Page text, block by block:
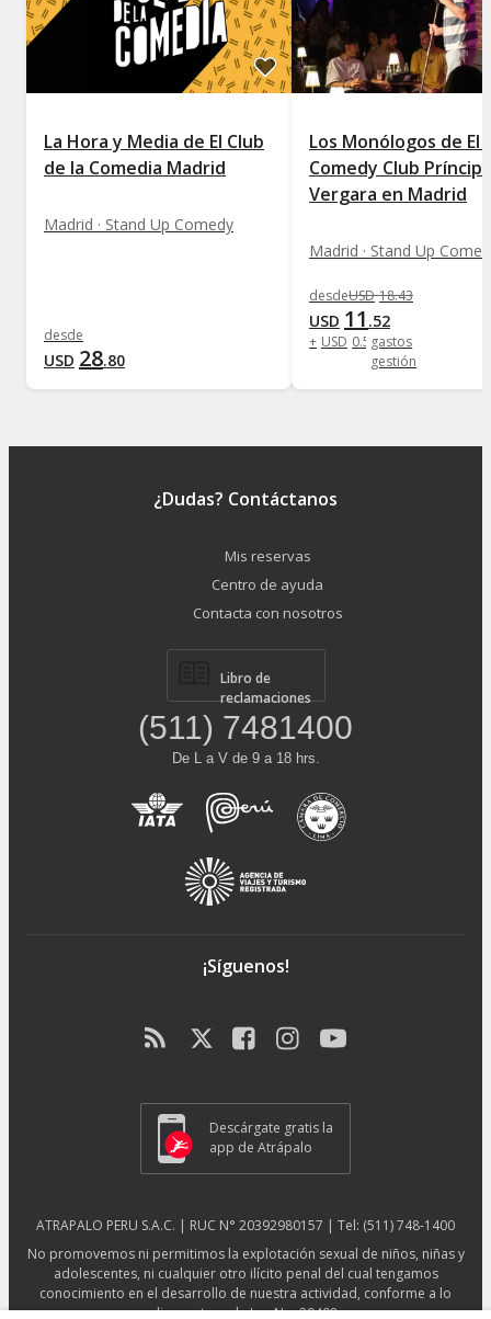
La Hora y Media de El Club
de la Comedia Madrid
Madrid · Stand Up Comedy
desde
USD 28.80
Los Monólogos de El
Comedy Club
Vergara en Madrid
Madrid · Stand Up
desdeUSD 18.43
USD 11 .52
+ USD 0.58gastos
gestión
¿Dudas? Contáctanos
Mis reservas
Centro de ayuda
Contacta con nosotros
Libro de
reclamaciones
(511) 7481400
De L a V de 9 a 18 hrs.
¡Síguenos!
Descárgate gratis la
app de Atrápalo
ATRAPALO PERU S.A.C. | RUC N° 20392980157 | Tel: (511) 748-1400
No promovemos ni permitimos la explotación sexual de niños, niñas y
adolescentes, ni cualquier otro ilícito penal del cual tengamos
conocimiento en el desarrollo de nuestra actividad, conforme a lo
dispuesto en la Ley No. 29408.